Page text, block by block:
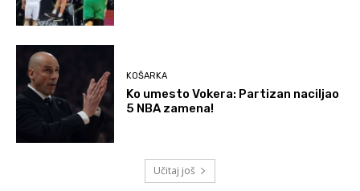
KOŠARKA
Ko umesto Vokera: Partizan naciljao
5 NBA zamena!
Učitaj još